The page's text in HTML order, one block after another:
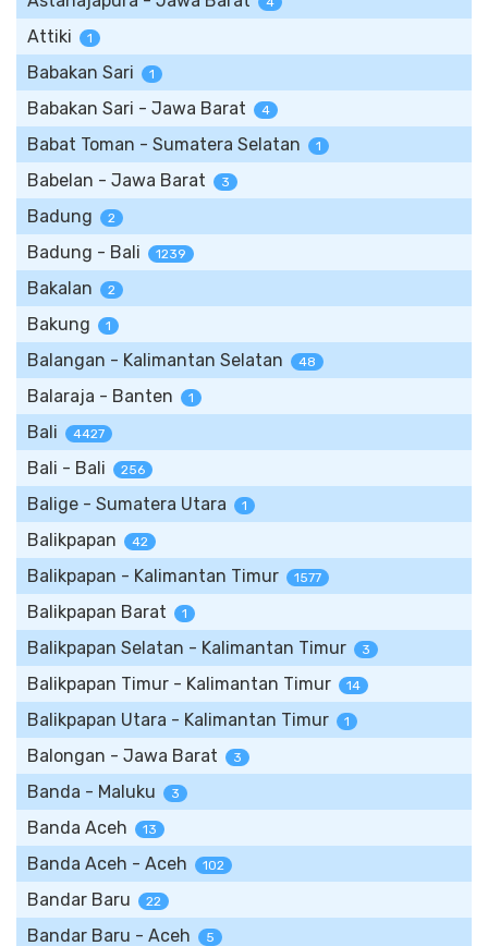
Attiki 1
Babakan Sari 1
Babakan Sari - Jawa Barat 4
Babat Toman - Sumatera Selatan 1
Babelan - Jawa Barat 3
Badung 2
Badung - Bali 1239
Bakalan 2
Bakung 1
Balangan - Kalimantan Selatan 48
Balaraja - Banten 1
Bali 4427
Bali - Bali 256
Balige - Sumatera Utara 1
Balikpapan 42
Balikpapan - Kalimantan Timur 1577
Balikpapan Barat 1
Balikpapan Selatan - Kalimantan Timur 3
Balikpapan Timur - Kalimantan Timur 14
Balikpapan Utara - Kalimantan Timur 1
Balongan - Jawa Barat 3
Banda - Maluku 3
Banda Aceh 13
Banda Aceh - Aceh 102
Bandar Baru 22
Bandar Baru - Aceh 5